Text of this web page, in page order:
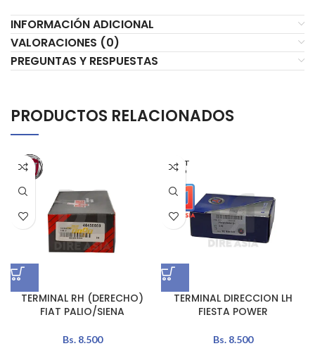
INFORMACIÓN ADICIONAL
VALORACIONES (0)
PREGUNTAS Y RESPUESTAS
PRODUCTOS RELACIONADOS
TERMINAL RH (DERECHO)
FIAT PALIO/SIENA
Bs.8.500
AGOT
ADO
TERMINAL DIRECCION LH
FIESTA POWER
Bs.8.500